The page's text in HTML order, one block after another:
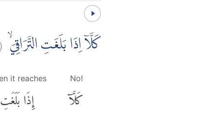
كَلَّآ اِذَا بَلَغَتِ التَّرَاقِيَۙ
No!
كَلَّآ
it reaches
إِذَا بَلَغَتِ